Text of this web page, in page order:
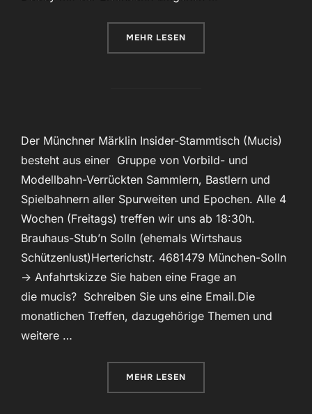
MEHR ÜBER „WWW.THKAS-MOBA.DE“
LESEN
Der Münchner Märklin Insider-Stammtisch (Mucis)
besteht aus einer Gruppe von Vorbild- und
Modellbahn-Verrückten Sammlern, Bastlern und
Spielbahnern aller Spurweiten und Epochen. Alle 4
Wochen (Freitags) treffen wir uns ab 18:30h.
Brauhaus-Stub’n Solln (ehemals Wirtshaus
Schützenlust)Herterichstr. 4681479 München-Solln
-> Anfahrtskizze Sie haben eine Frage an
die mucis? Schreiben Sie uns eine Email.Die
monatlichen Treffen, dazugehörige Themen und
weitere …
MEHR ÜBER „MUCIS“
LESEN